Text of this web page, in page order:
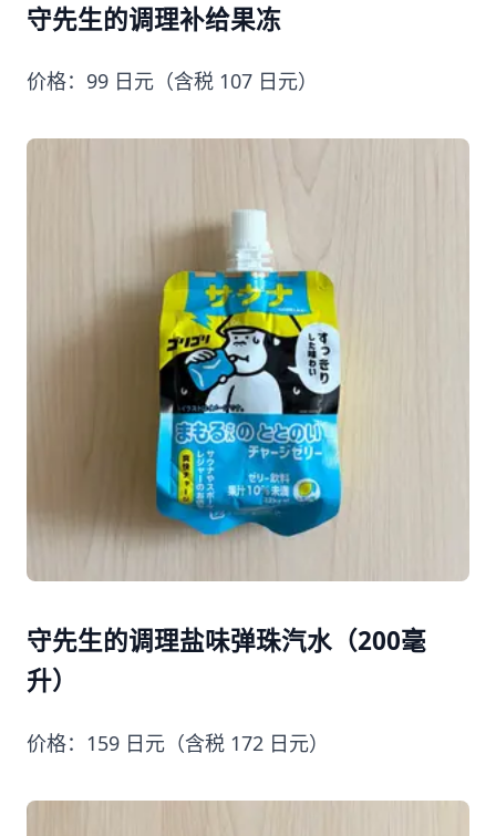
守先生的调理补给果冻
价格：99 日元（含税 107 日元）
守先生的调理盐味弹珠汽水（200毫
升）
价格：159 日元（含税 172 日元）